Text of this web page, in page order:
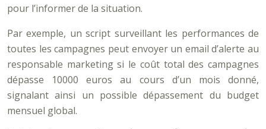
pour l’informer de la situation.
Par exemple, un script surveillant les performances de
toutes les campagnes peut envoyer un email d’alerte au
responsable marketing si le coût total des campagnes
dépasse 10000 euros au cours d’un mois donné,
signalant ainsi un possible dépassement du budget
mensuel global.